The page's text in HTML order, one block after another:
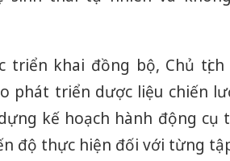
triển khai đồng bộ, Chủ tịch
phát triển dược liệu chiến
kế hoạch hành động cụ
độ thực hiện đối với từng